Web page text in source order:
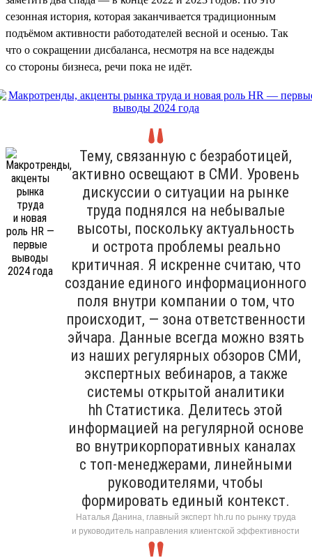
сезонная история, которая заканчивается традиционным
подъёмом активности работодателей весной и осенью. Так
что о сокращении дисбаланса, несмотря на все надежды
со стороны бизнеса, речи пока не идёт.
Тему, связанную с безработицей,
активно освещают в СМИ. Уровень
дискуссии о ситуации на рынке
труда поднялся на небывалые
высоты, поскольку актуальность
и острота проблемы реально
критичная. Я искренне считаю, что
создание единого информационного
поля внутри компании о том, что
происходит, — зона ответственности
эйчара. Данные всегда можно взять
из наших регулярных обзоров СМИ,
экспертных вебинаров, а также
системы открытой аналитики
hh Статистика. Делитесь этой
информацией на регулярной основе
во внутрикорпоративных каналах
с топ-менеджерами, линейными
руководителями, чтобы
формировать единый контекст.
Наталья Данина, главный эксперт hh.ru по рынку труда
и руководитель направления клиентской эффективности